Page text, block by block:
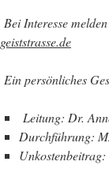
Bei Interesse
geiststrasse.de
Ein persönliches
Leitung: Dr.
Durchführung: